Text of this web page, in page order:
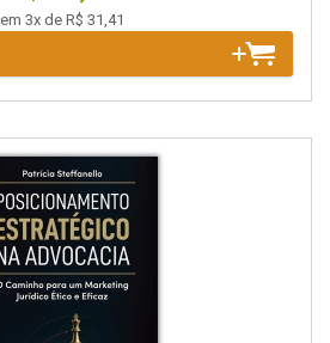
em 3x de R$ 31,41